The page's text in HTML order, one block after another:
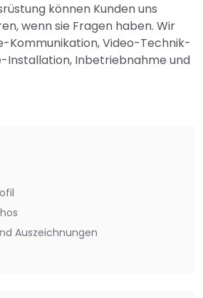
können Kunden uns
wenn sie Fragen haben. Wir
Kommunikation, Video-Technik-
Installation, Inbetriebnahme und
Auszeichnungen